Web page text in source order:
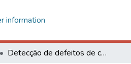
information
Detecção de defeitos de cenouras utilizando técnicas de processamento de imagens digitais